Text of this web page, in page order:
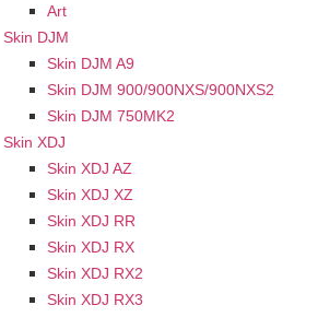
Art
Skin DJM
Skin DJM A9
Skin DJM 900/900NXS/900NXS2
Skin DJM 750MK2
Skin XDJ
Skin XDJ AZ
Skin XDJ XZ
Skin XDJ RR
Skin XDJ RX
Skin XDJ RX2
Skin XDJ RX3